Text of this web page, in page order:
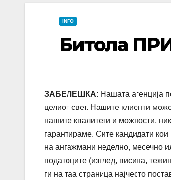
INFO
Битола
ЗАБЕЛЕШКА: Нашата агенција
целиот свет. Нашите клиенти
нашите квалитети и можности,
гарантираме. Сите кандидати
на ангажмани неделно, месечно
податоците (изглед, висина,
ги на таа страница најчесто